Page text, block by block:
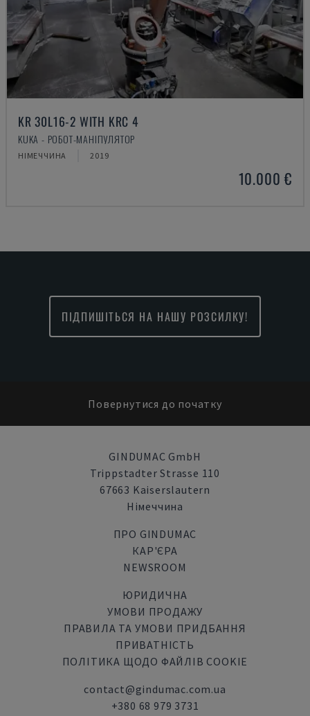
KR 30L16-2 WITH KRC 4
KUKA - РОБОТ-МАНІПУЛЯТОР
НІМЕЧЧИНА 2019
10.000 €
ПІДПИШІТЬСЯ НА НАШУ РОЗСИЛКУ!
Повернутися до початку
GINDUMAC GmbH
Trippstadter Strasse 110
67663 Kaiserslautern
Німеччина
ПРО GINDUMAC
КАР'ЄРА
NEWSROOM
ЮРИДИЧНА
УМОВИ ПРОДАЖУ
ПРАВИЛА ТА УМОВИ ПРИДБАННЯ
ПРИВАТНІСТЬ
ПОЛІТИКА ЩОДО ФАЙЛІВ COOKIE
contact@gindumac.com.ua
+380 68 979 3731